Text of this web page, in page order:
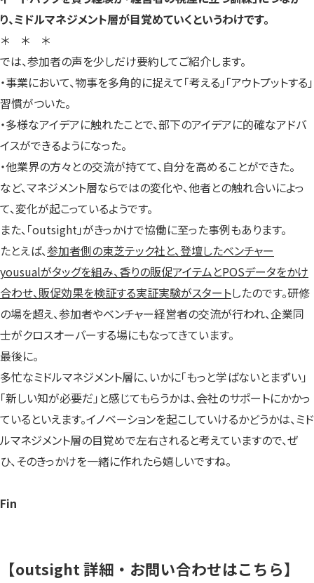
り、ミドルマネジメント層が目覚めていくというわけです。
＊ ＊ ＊
では、参加者の声を少しだけ要約してご紹介します。
・事業において、物事を多角的に捉えて「考える」「アウトプットする」
習慣がついた。
・多様なアイデアに触れたことで、部下のアイデアに的確なアドバ
イスができるようになった。
・他業界の方々との交流が持てて、自分を高めることができた。
など、マネジメント層ならではの変化や、他者との触れ合いによっ
て、変化が起こっているようです。
また、「outsight」がきっかけで協働に至った事例もあります。
たとえば、参加者側の東芝テック社と、登壇したベンチャー
yousualがタッグを組み、香りの販促アイテムとPOSデータをかけ
合わせ、販促効果を検証する実証実験がスタートしたのです。研修
の場を超え、参加者やベンチャー経営者の交流が行われ、企業同
士がクロスオーバーする場にもなってきています。
最後に。
多忙なミドルマネジメント層に、いかに「もっと学ばないとまずい」
「新しい知が必要だ」と感じてもらうかは、会社のサポートにかかっ
ているといえます。イノベーションを起こしていけるかどうかは、ミド
ルマネジメント層の目覚めで左右されると考えていますので、ぜ
ひ、そのきっかけを一緒に作れたら嬉しいですね。
Fin
【outsight 詳細・お問い合わせはこちら】